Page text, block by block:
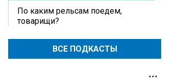
По каким рельсам поедем,
товарищи?
ВСЕ ПОДКАСТЫ